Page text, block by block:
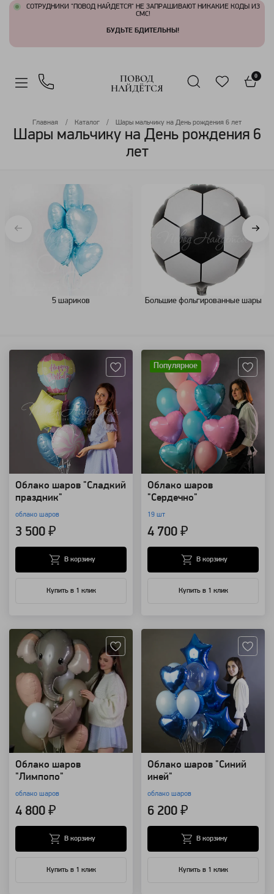
СОТРУДНИКИ "ПОВОД НАЙДЕТСЯ" НЕ ЗАПРАШИВАЮТ НИКАКИЕ КОДЫ ИЗ
СМС!
БУДЬТЕ БДИТЕЛЬНЫ!
ПОВОД
НАЙДЁТСЯ
0
Главная Каталог Шары мальчику на День рождения 6 лет
Шары мальчику на День рождения 6
лет
5 шариков Большие фольгированные шары
Облако шаров "Сладкий
праздник"
облако шаров
3 500 ₽
Купить в 1 клик
В корзину
Популярное
Облако шаров
"Сердечно"
19 шт
4 700 ₽
Купить в 1 клик
В корзину
Облако шаров
"Лимпопо"
облако шаров
4 800 ₽
Купить в 1 клик
В корзину
Облако шаров "Синий
иней"
облако шаров
6 200 ₽
Купить в 1 клик
В корзину